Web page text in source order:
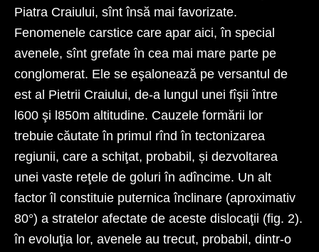
Piatra Craiului, sînt însă mai favorizate.
Fenomenele carstice care apar aici, în special
avenele, sînt grefate în cea mai mare parte pe
conglomerat. Ele se eşalonează pe versantul de
est al Pietrii Craiului, de-a lungul unei fîşii între
l600 şi l850m altitudine. Cauzele formării lor
trebuie căutate în primul rînd în tectonizarea
regiunii, care a schiţat, probabil, și dezvoltarea
unei vaste reţele de goluri în adîncime. Un alt
factor îl constituie puternica înclinare (aproximativ
80°) a stratelor afectate de aceste dislocaţii (fig. 2).
în evoluţia lor, avenele au trecut, probabil, dintr-o